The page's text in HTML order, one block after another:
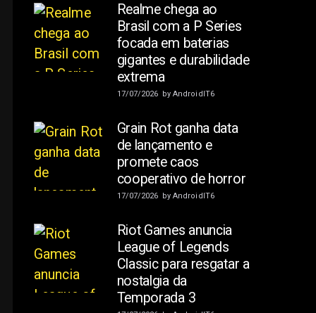
Realme chega ao
Brasil com a P Series
focada em baterias
gigantes e durabilidade
extrema
17/07/2026 by AndroidIT6
Grain Rot ganha data
de lançamento e
promete caos
cooperativo de horror
17/07/2026 by AndroidIT6
Riot Games anuncia
League of Legends
Classic para resgatar a
nostalgia da
Temporada 3